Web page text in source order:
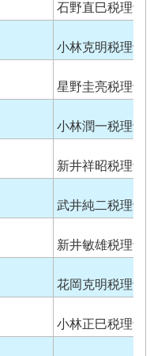
石野直巳税理士
小林克明税理士
星野圭亮税理士
小林潤一税理士
新井祥昭税理士
武井純二税理士
新井敏雄税理士
花岡克明税理士
小林正巳税理士